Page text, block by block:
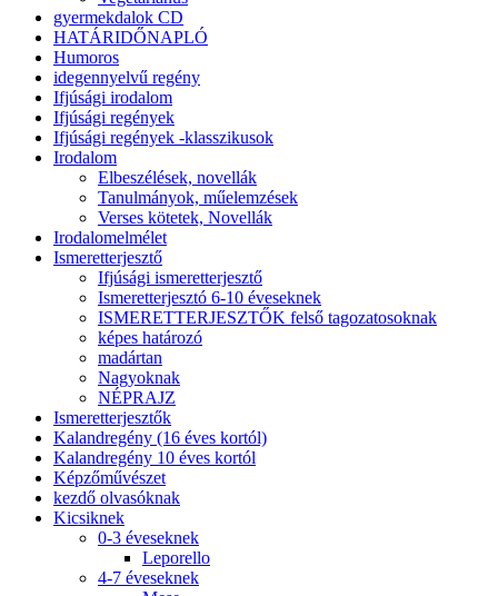
gyermekdalok CD
HATÁRIDŐNAPLÓ
Humoros
idegennyelvű regény
Ifjúsági irodalom
Ifjúsági regények
Ifjúsági regények -klasszikusok
Irodalom
Elbeszélések, novellák
Tanulmányok, műelemzések
Verses kötetek, Novellák
Irodalomelmélet
Ismeretterjesztő
Ifjúsági ismeretterjesztő
Ismeretterjesztó 6-10 éveseknek
ISMERETTERJESZTŐK felső tagozatosoknak
képes határozó
madártan
Nagyoknak
NÉPRAJZ
Ismeretterjesztők
Kalandregény (16 éves kortól)
Kalandregény 10 éves kortól
Képzőművészet
kezdő olvasóknak
Kicsiknek
0-3 éveseknek
Leporello
4-7 éveseknek